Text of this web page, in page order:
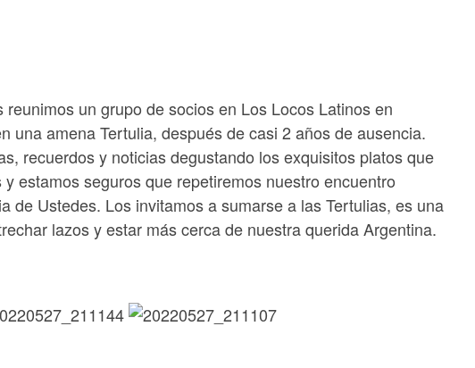
un grupo de socios en Los Locos Latinos en
una amena Tertulia, después de casi 2 años de ausencia.
recuerdos y noticias degustando los exquisitos platos que
estamos seguros que repetiremos nuestro encuentro
de Ustedes. Los invitamos a sumarse a las Tertulias, es una
lazos y estar más cerca de nuestra querida Argentina.